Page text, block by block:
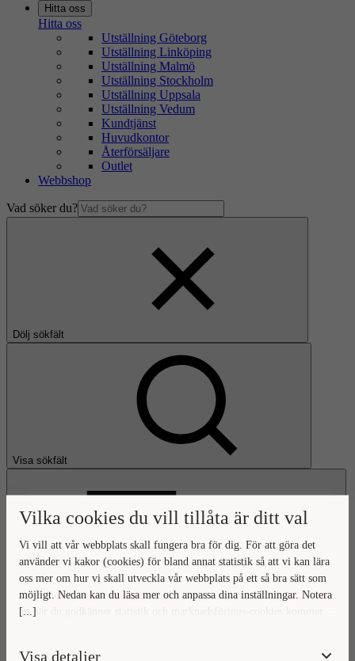
Vilka cookies du vill tillåta är ditt val
[...]
Vi vill att vår webbplats skall fungera bra för dig. För att göra det
använder vi kakor (cookies) för bland annat statistik så att vi kan lära
oss mer om hur vi skall utveckla vår webbplats på ett så bra sätt som
möjligt. Nedan kan du läsa mer och anpassa dina inställningar. Notera
att när du godkänner statistik och marknadsförings-cookies kommer
Visa detaljer
Hitta oss
Hitta oss
Utställning Göteborg
Utställning Linköping
Utställning Malmö
Utställning Stockholm
Utställning Uppsala
Utställning Vedum
Kundtjänst
Huvudkontor
Återförsäljare
Outlet
Webbshop
Vad söker du?
Dölj sökfält
Visa sökfält
Gå till startsidan